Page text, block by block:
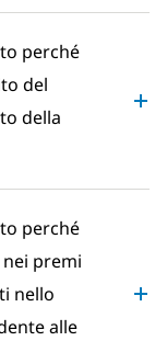
perché
del
della
perché
premi
nello
alle